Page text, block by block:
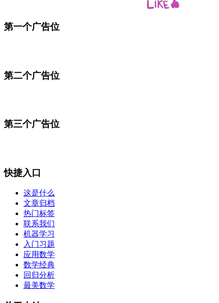
第一个广告位
第二个广告位
第三个广告位
快捷入口
这是什么
文章归档
热门标签
联系我们
机器学习
入门习题
应用数学
数学经典
回归分析
最美数学